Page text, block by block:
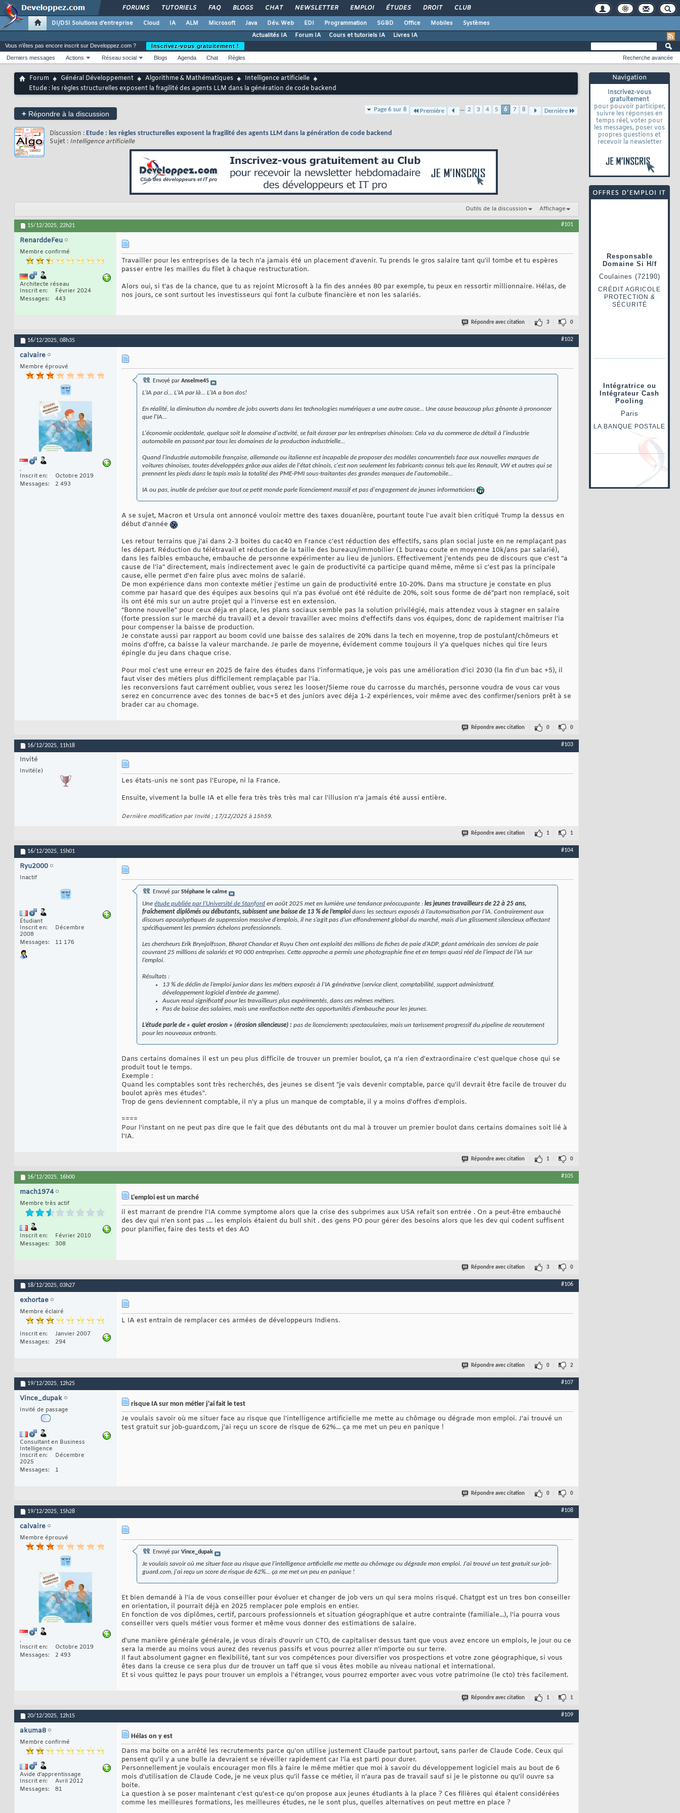
FORUMS TUTORIELS FAQ BLOGS CHAT NEWSLETTER EMPLOI ÉTUDES DROIT CLUB
DI/DSI Solutions d'entreprise Cloud IA ALM Microsoft Java Dév. Web EDI Programmation SGBD Office Mobiles
Systèmes
Actualités IA
Forum IA Cours et tutoriels IA Livres IA
Navigation
Inscrivez-vous
gratuitement
pour pouvoir participer,
suivre les réponses en
temps réel, voter pour
les messages, poser vos
propres questions et
recevoir la newsletter
Vous n'êtes pas encore inscrit sur Developpez.com ?
Inscrivez-vous gratuitement !
Derniers messages
Actions Réseau social Blogs Agenda Chat Règles Recherche avancée
Forum Général Développement Algorithme & Mathématiques
Intelligence artificielle
Etude : les règles structurelles exposent la fragilité des agents LLM dans la génération de code backend
+ Répondre à la discussion
Page 6 sur 8 Première ... 2 3 4 5 6 7 8 Dernière
Discussion : Etude : les règles structurelles exposent la fragilité des agents LLM dans la génération de code backend
Sujet : Intelligence artificielle
Outils de la discussion Affichage
15/12/2025, 22h21 #101
RenarddeFeu
Membre confirmé
Architecte réseau
Inscrit en
Février 2024
Messages
443
Travailler pour les entreprises de la tech n'a jamais été un placement d'avenir. Tu prends le gros salaire tant qu'il tombe et tu espères
passer entre les mailles du filet à chaque restructuration.
Alors oui, si t'as de la chance, que tu as rejoint Microsoft à la fin des années 80 par exemple, tu peux en ressortir millionnaire. Hélas, de
nos jours, ce sont surtout les investisseurs qui font la culbute financière et non les salariés.
Répondre avec citation 3 0
16/12/2025, 08h35 #102
calvaire
Membre éprouvé
.
Inscrit en
Octobre 2019
Messages
2 493
Envoyé par Anselme45
L'IA par ci... L'IA par là... L'IA a bon dos!
En réalité, la diminution du nombre de jobs ouverts dans les technologies numériques a une autre cause... Une cause beaucoup plus gênante à prononcer
que l'IA...
L'économie occidentale, quelque soit le domaine d'activité, se fait écraser par les entreprises chinoises: Cela va du commerce de détail à l'industrie
automobile en passant par tous les domaines de la production industrielle...
Quand l'industrie automobile française, allemande ou italienne est incapable de proposer des modèles concurrentiels face aux nouvelles marques de
voitures chinoises, toutes développées grâce aux aides de l'état chinois, c'est non seulement les fabricants connus tels que les Renault, VW et autres qui se
prennent les pieds dans le tapis mais la totalité des PME-PMI sous-traitantes des grandes marques de l'automobile...
IA ou pas, inutile de préciser que tout ce petit monde parle licenciement massif et pas d'engagement de jeunes informaticiens
A se sujet, Macron et Ursula ont annoncé vouloir mettre des taxes douanière, pourtant toute l'ue avait bien critiqué Trump la dessus en
début d'année
Les retour terrains que j'ai dans 2-3 boites du cac40 en France c'est réduction des effectifs, sans plan social juste en ne remplaçant pas
les départ. Réduction du télétravail et réduction de la taille des bureaux/immobilier (1 bureau coute en moyenne 10k/ans par salarié),
dans les faibles embauche, embauche de personne expérimenter au lieu de juniors. Effectivement j'entends peu de discours que c'est "a
cause de l'ia" directement, mais indirectement avec le gain de productivité ca participe quand même, même si c'est pas la principale
cause, elle permet d'en faire plus avec moins de salarié.
De mon expérience dans mon contexte métier j'estime un gain de productivité entre 10-20%. Dans ma structure je constate en plus
comme par hasard que des équipes aux besoins qui n'a pas évolué ont été réduite de 20%, soit sous forme de dé"part non remplacé, soit
ils ont été mis sur un autre projet qui a l'inverse est en extension.
"Bonne nouvelle" pour ceux déja en place, les plans sociaux semble pas la solution privilégié, mais attendez vous à stagner en salaire
(forte pression sur le marché du travail) et a devoir travailler avec moins d'effectifs dans vos équipes, donc de rapidement maitriser l'ia
pour compenser la baisse de production.
Je constate aussi par rapport au boom covid une baisse des salaires de 20% dans la tech en moyenne, trop de postulant/chômeurs et
moins d'offre, ca baisse la valeur marchande. Je parle de moyenne, évidement comme toujours il y'a quelques niches qui tire leurs
épingle du jeu dans chaque crise.
Pour moi c'est une erreur en 2025 de faire des études dans l'informatique, je vois pas une amélioration d'ici 2030 (la fin d'un bac +5), il
faut viser des métiers plus difficilement remplaçable par l'ia.
les reconversions faut carrément oublier, vous serez les looser/5ieme roue du carrosse du marchés, personne voudra de vous car vous
serez en concurrence avec des tonnes de bac+5 et des juniors avec déja 1-2 expériences, voir même avec des confirmer/seniors prêt à se
brader car au chomage.
Répondre avec citation 0 0
16/12/2025, 11h18 #103
Invité
Invité(e)
Les états-unis ne sont pas l'Europe, ni la France.
Ensuite, vivement la bulle IA et elle fera très très très mal car l'illusion n'a jamais été aussi entière.
Dernière modification par Invité ; 17/12/2025 à 15h59.
Répondre avec citation 1 1
16/12/2025, 15h01 #104
Ryu2000
Inactif
Étudiant
Inscrit en
Décembre
2008
Messages
11 176
Envoyé par Stéphane le calme
Une étude publiée par l’Université de Stanford en août 2025 met en lumière une tendance préoccupante : les jeunes travailleurs de 22 à 25 ans,
fraîchement diplômés ou débutants, subissent une baisse de 13 % de l’emploi dans les secteurs exposés à l’automatisation par l’IA. Contrairement aux
discours apocalyptiques de suppression massive d’emplois, il ne s’agit pas d’un effondrement global du marché, mais d’un glissement silencieux affectant
spécifiquement les premiers échelons professionnels.
Les chercheurs Erik Brynjolfsson, Bharat Chandar et Ruyu Chen ont exploité des millions de fiches de paie d’ADP, géant américain des services de paie
couvrant 25 millions de salariés et 90 000 entreprises. Cette approche a permis une photographie fine et en temps quasi réel de l’impact de l’IA sur
l’emploi.
Résultats :
13 % de déclin de l’emploi junior dans les métiers exposés à l’IA générative (service client, comptabilité, support administratif,
développement logiciel d’entrée de gamme).
Aucun recul significatif pour les travailleurs plus expérimentés, dans ces mêmes métiers.
Pas de baisse des salaires, mais une raréfaction nette des opportunités d’embauche pour les jeunes.
L’étude parle de « quiet erosion » (érosion silencieuse) : pas de licenciements spectaculaires, mais un tarissement progressif du pipeline de recrutement
pour les nouveaux entrants.
Dans certains domaines il est un peu plus difficile de trouver un premier boulot, ça n'a rien d'extraordinaire c'est quelque chose qui se
produit tout le temps.
Exemple :
Quand les comptables sont très recherchés, des jeunes se disent "je vais devenir comptable, parce qu'il devrait être facile de trouver du
boulot après mes études".
Trop de gens deviennent comptable, il n'y a plus un manque de comptable, il y a moins d'offres d'emplois.
====
Pour l'instant on ne peut pas dire que le fait que des débutants ont du mal à trouver un premier boulot dans certains domaines soit lié à
l'IA.
Répondre avec citation 1 0
16/12/2025, 16h00 #105
mach1974
Membre très actif
Inscrit en
Février 2010
Messages
308
L'emploi est un marché
il est marrant de prendre l'IA comme symptome alors que la crise des subprimes aux USA refait son entrée . On a peut-être embauché
des dev qui n'en sont pas .... les emplois étaient du bull shit . des gens PO pour gérer des besoins alors que les dev qui codent suffisent
pour planifier, faire des tests et des AO
Répondre avec citation 3 0
18/12/2025, 03h27 #106
exhortae
Membre éclairé
Inscrit en
Janvier 2007
Messages
294
L IA est entrain de remplacer ces armées de développeurs Indiens.
Répondre avec citation 0 2
19/12/2025, 12h25 #107
Vince_dupak
Invité de passage
Consultant en Business
Intelligence
Inscrit en
Décembre
2025
Messages
1
risque IA sur mon métier j'ai fait le test
Je voulais savoir où me situer face au risque que l'intelligence artificielle me mette au chômage ou dégrade mon emploi. J'ai trouvé un
test gratuit sur job-guard.com, j'ai reçu un score de risque de 62%... ça me met un peu en panique !
Répondre avec citation 0 0
19/12/2025, 15h28 #108
calvaire
Membre éprouvé
.
Inscrit en
Octobre 2019
Messages
2 493
Envoyé par Vince_dupak
Je voulais savoir où me situer face au risque que l'intelligence artificielle me mette au chômage ou dégrade mon emploi. J'ai trouvé un test gratuit sur job-
guard.com, j'ai reçu un score de risque de 62%... ça me met un peu en panique !
Et bien demandé à l'ia de vous conseiller pour évoluer et changer de job vers un qui sera moins risqué. Chatgpt est un tres bon conseiller
en orientation, il pourrait déjà en 2025 remplacer pole emplois en entier.
En fonction de vos diplômes, certif, parcours professionnels et situation géographique et autre contrainte (familiale...), l'ia pourra vous
conseiller vers quels métier vous former et même vous donner des estimations de salaire.
d'une manière générale générale, je vous dirais d'ouvrir un CTO, de capitaliser dessus tant que vous avez encore un emplois, le jour ou ce
sera la merde au moins vous aurez des revenus passifs et vous pourrez aller n'importe ou sur terre.
Il faut absolument gagner en flexibilité, tant sur vos compétences pour diversifier vos prospections et votre zone géographique, si vous
êtes dans la creuse ce sera plus dur de trouver un taff que si vous êtes mobile au niveau national et international.
Et si vous quittez le pays pour trouver un emplois a l'étranger, vous pourrez emporter avec vous votre patrimoine (le cto) très facilement.
Répondre avec citation 1 1
20/12/2025, 12h15 #109
akuma8
Membre confirmé
Avide d'apprentissage
Inscrit en
Avril 2012
Messages
81
Hélas on y est
Dans ma boite on a arrêté les recrutements parce qu’on utilise justement Claude partout partout, sans parler de Claude Code. Ceux qui
pensent qu’il y a une bulle ia devraient se réveiller rapidement car l’ia est parti pour durer.
Personnellement je voulais encourager mon fils à faire le même métier que moi à savoir du développement logiciel mais au bout de 6
mois d’utilisation de Claude Code, je ne veux plus qu’il fasse ce métier, il n’aura pas de travail sauf si je le pistonne ou qu’il ouvre sa
boite.
La question à se poser maintenant c’est qu’est-ce qu’on propose aux jeunes étudiants à la place ? Ces filières qui étaient considérées
comme les meilleures formations, les meilleures études, ne le sont plus, quelles alternatives on peut mettre en place ?